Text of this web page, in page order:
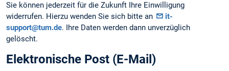
Sie können jederzeit für die Zukunft Ihre Einwilligung
widerrufen. Hierzu wenden Sie sich bitte an
it-
support@tum.de. Ihre Daten werden dann unverzüglich
gelöscht.
Elektronische Post (E-Mail)